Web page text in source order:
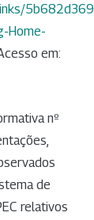
Home-
em:
nº
de
relativos